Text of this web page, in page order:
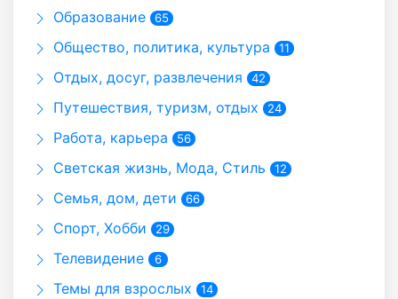
Образование 65
Общество, политика, культура 11
Отдых, досуг, развлечения 42
Путешествия, туризм, отдых 24
Работа, карьера 56
Светская жизнь, Мода, Стиль 12
Семья, дом, дети 66
Спорт, Хобби 29
Телевидение 6
Темы для взрослых 14